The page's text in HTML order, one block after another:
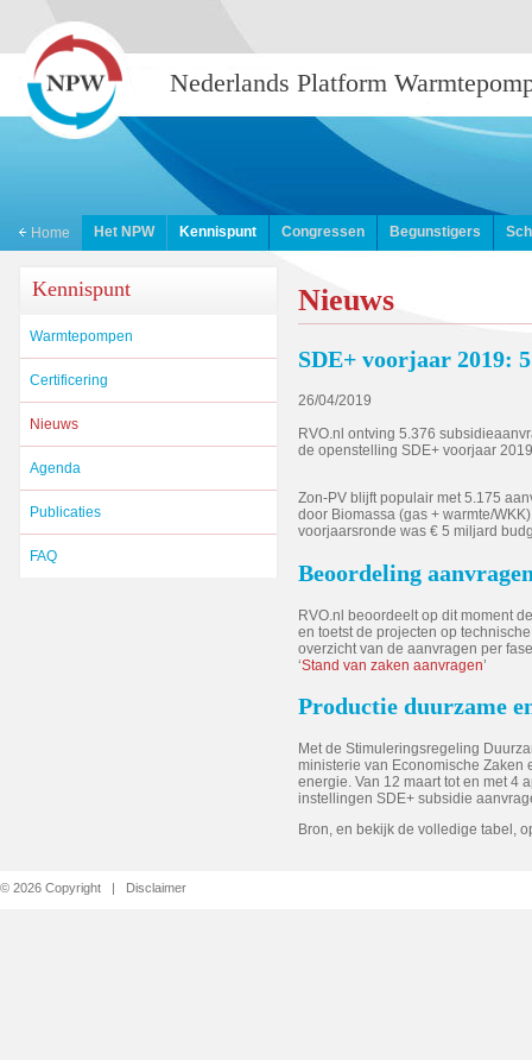
Nederlands Platform
Home Het NPW Kennispunt Congressen Begunstigers
Kennispunt
Warmtepompen
Certificering
Nieuws
Agenda
Publicaties
FAQ
Nieuws
SDE+ voorjaar 2019:
26/04/2019
RVO.nl ontving 5.376
de openstelling SDE+ voorjaar
Zon-PV blijft populair met 5.175
door Biomassa (gas + warmte/
voorjaarsronde was € 5 miljard
Beoordeling
RVO.nl beoordeelt op dit moment
en toetst de projecten op
overzicht van de aanvragen per
‘Stand van zaken aanvragen’
Productie duurzame
Met de Stimuleringsregeling
ministerie van Economische Zaken
energie. Van 12 maart tot en met 4
instellingen SDE+ subsidie
Bron, en bekijk de volledige tabel,
© 2026 Copyright | Disclaimer